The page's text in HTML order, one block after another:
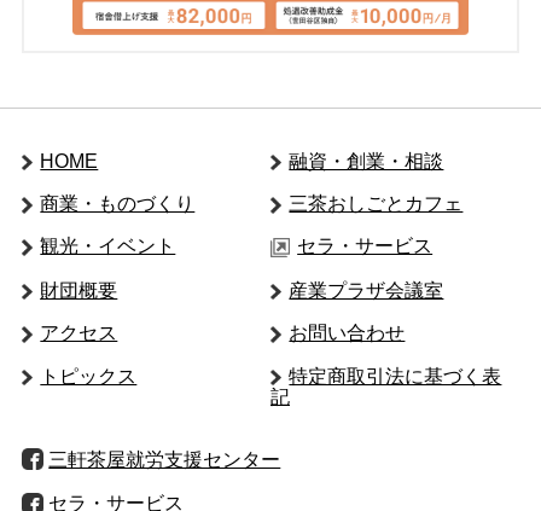
HOME 融資・創業・相談
商業・ものづくり 三茶おしごとカフェ
観光・イベント セラ・サービス
財団概要 産業プラザ会議室
アクセス お問い合わせ
トピックス
特定商取引法に基づく表
記
三軒茶屋就労支援センター
セラ・サービス